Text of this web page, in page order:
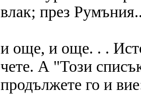
влак; през
и още, и още. . .
чете. А "Този
продължете го и